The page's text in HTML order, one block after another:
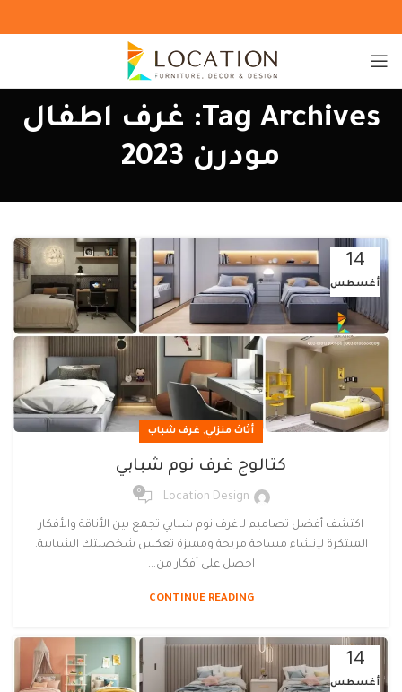
Tag Archives: غرف اطفال
مودرن 2023
14
أغسطس
أثاث منزلي, غرف شباب
كتالوج غرف نوم شبابي
Location Design
0
اكتشف أفضل تصاميم لـ غرف نوم شبابي تجمع بين الأناقة والأفكار
المبتكرة لإنشاء مساحة مريحة ومميزة تعكس شخصيتك الشبابية.
احصل على أفكار من...
CONTINUE READING
14
أغسطس